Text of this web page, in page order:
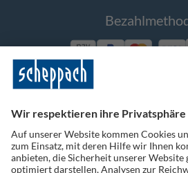
Folge uns auf